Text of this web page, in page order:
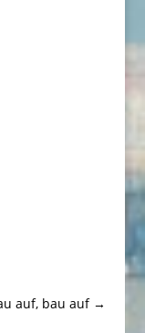
auf, bau auf→